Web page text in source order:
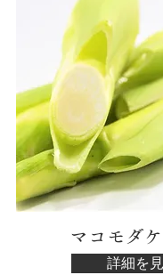
マコモダ
詳細を